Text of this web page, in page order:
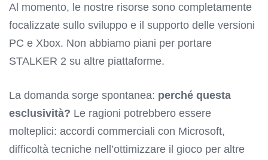
Al momento, le nostre risorse sono completamente
focalizzate sullo sviluppo e il supporto delle versioni
PC e Xbox. Non abbiamo piani per portare
STALKER 2 su altre piattaforme.
La domanda sorge spontanea: perché questa
esclusività? Le ragioni potrebbero essere
molteplici: accordi commerciali con Microsoft,
difficoltà tecniche nell’ottimizzare il gioco per altre